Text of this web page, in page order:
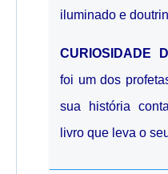
iluminado e
CURIOSIDADE
foi um dos
sua história
livro que leva o